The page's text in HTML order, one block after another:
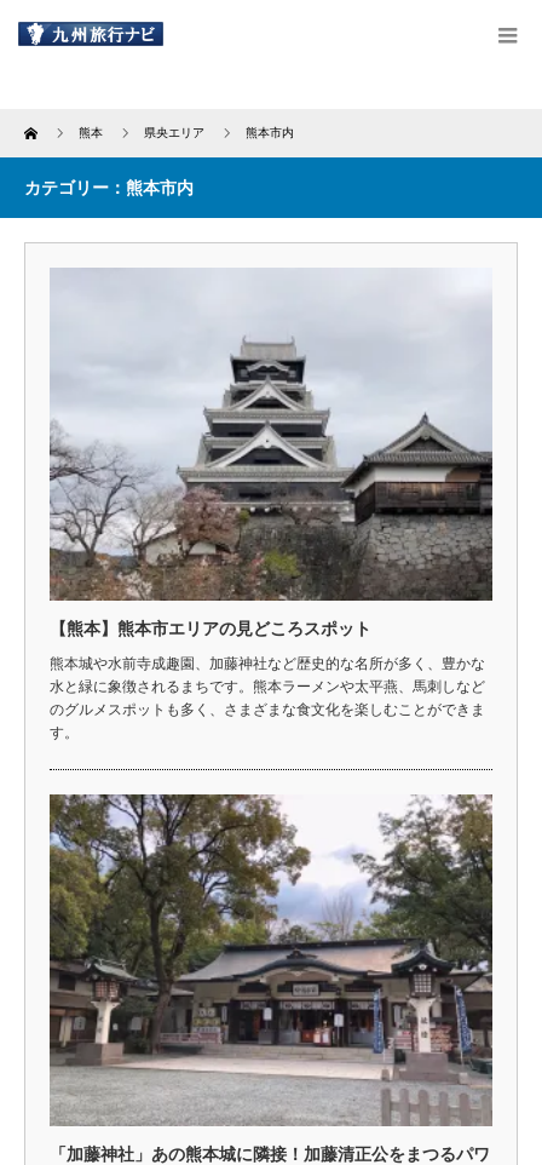
Home 熊本 県央エリア 熊本市内
カテゴリー：熊本市内
【熊本】熊本市エリアの見どころスポット
熊本城や水前寺成趣園、加藤神社など歴史的な名所が多く、豊かな
水と緑に象徴されるまちです。熊本ラーメンや太平燕、馬刺しなど
のグルメスポットも多く、さまざまな食文化を楽しむことができま
す。
「加藤神社」あの熊本城に隣接！加藤清正公をまつるパワ